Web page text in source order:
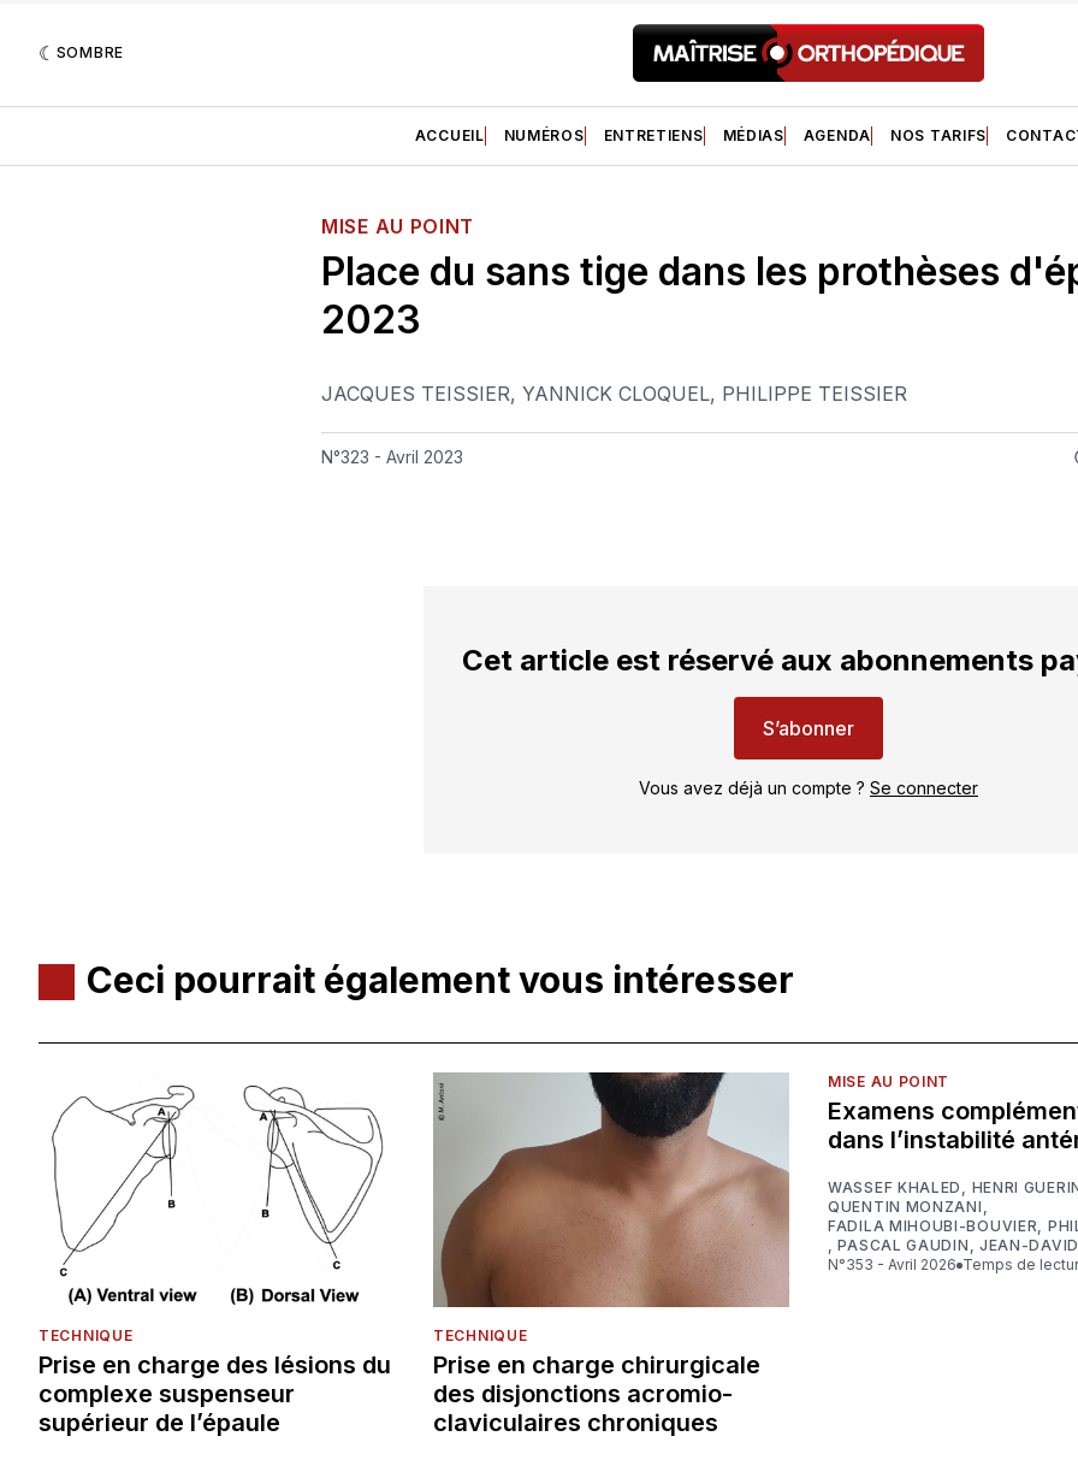
SOMBRE
ACCUEIL NUMÉROS ENTRETIENS MÉDIAS AGENDA NOS TARIFS
MISE AU POINT
Place du sans tige dans les prothèses
2023
JACQUES TEISSIER, YANNICK CLOQUEL, PHILIPPE TEISSIER
N°323 - Avril 2023
Cet article est réservé aux abonnements
S’abonner
Vous avez déjà un compte ? Se connecter
Ceci pourrait également vous intéresser
TECHNIQUE
Prise en charge des lésions du
complexe suspenseur
supérieur de l’épaule
TECHNIQUE
Prise en charge chirurgicale
des disjonctions acromio-
claviculaires chroniques
MISE AU POINT
Examens
dans l’instabilité
WASSEF KHALED , HENRI
QUENTIN MONZANI ,
FADILA MIHOUBI-BOUVIER,
,PASCAL GAUDIN , JEAN-
N°353 - Avril 2026
Temps de